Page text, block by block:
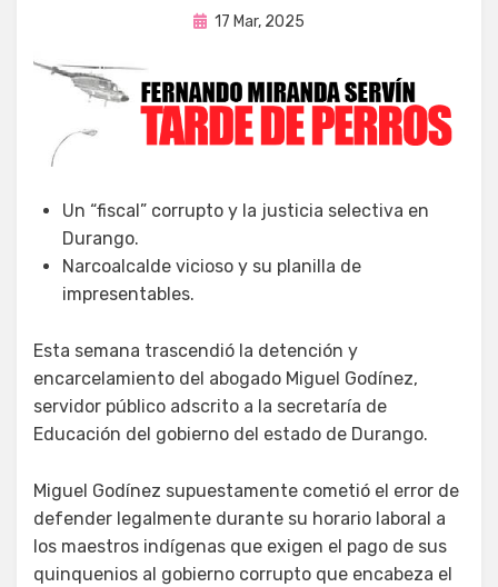
porFernando Miranda Servín
Publicada
17 Mar, 2025
Un “fiscal” corrupto y la justicia selectiva en
Durango.
Narcoalcalde vicioso y su planilla de
impresentables.
Esta semana trascendió la detención y
encarcelamiento del abogado Miguel Godínez,
servidor público adscrito a la secretaría de
Educación del gobierno del estado de Durango.
Miguel Godínez supuestamente cometió el error de
defender legalmente durante su horario laboral a
los maestros indígenas que exigen el pago de sus
quinquenios al gobierno corrupto que encabeza el